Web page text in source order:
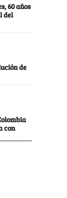
60 años
del
de
con